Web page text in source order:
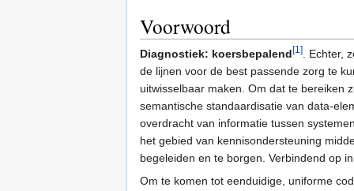
Voorwoord
Diagnostiek: koersbepalend[1]
. Echter,
de lijnen voor de best passende zorg te
uitwisselbaar maken. Om dat te bereiken
semantische standaardisatie van data-
overdracht van informatie tussen
het gebied van kennisondersteuning
begeleiden en te borgen. Verbindend op
Om te komen tot eenduidige, uniforme